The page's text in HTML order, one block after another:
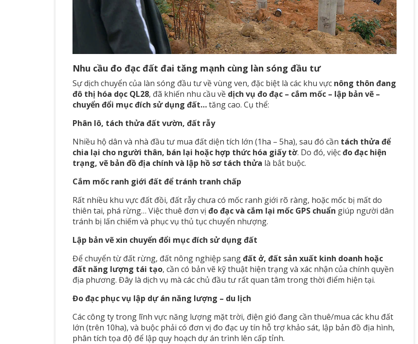
Nhu cầu đo đạc đất đai tăng mạnh cùng làn sóng đầu tư
Sự dịch chuyển của làn sóng đầu tư về vùng ven, đặc biệt là các khu vực nông thôn đang
đô thị hóa dọc QL28, đã khiến nhu cầu về dịch vụ đo đạc – cắm mốc – lập bản vẽ –
chuyển đổi mục đích sử dụng đất…tăng cao. Cụ thể:
Phân lô, tách thửa đất vườn, đất rẫy
Nhiều hộ dân và nhà đầu tư mua đất diện tích lớn (1ha – 5ha), sau đó cần tách thửa để
chia lại cho người thân, bán lại hoặc hợp thức hóa giấy tờ. Do đó, việcđo đạc hiện
trạng, vẽ bản đồ địa chính và lập hồ sơ tách thửa là bắt buộc.
Cắm mốc ranh giới đất để tránh tranh chấp
Rất nhiều khu vực đất đồi, đất rẫy chưa có mốc ranh giới rõ ràng, hoặc mốc bị mất do
thiên tai, phá rừng… Việc thuê đơn vị đo đạc và cắm lại mốc GPS chuẩn giúp người dân
tránh bị lấn chiếm và phục vụ thủ tục chuyển nhượng.
Lập bản vẽ xin chuyển đổi mục đích sử dụng đất
Để chuyển từ đất rừng, đất nông nghiệp sangđất ở, đất sản xuất kinh doanh hoặc
đất năng lượng tái tạo, cần có bản vẽ kỹ thuật hiện trạng và xác nhận của chính quyền
địa phương. Đây là dịch vụ mà các chủ đầu tư rất quan tâm trong thời điểm hiện tại.
Đo đạc phục vụ lập dự án năng lượng – du lịch
Các công ty trong lĩnh vực năng lượng mặt trời, điện gió đang cần thuê/mua các khu đất
lớn (trên 10ha), và buộc phải có đơn vị đo đạc uy tín hỗ trợ khảo sát, lập bản đồ địa hình,
phân tích tọa độ để lập quy hoạch dự án trình lên cấp tỉnh.